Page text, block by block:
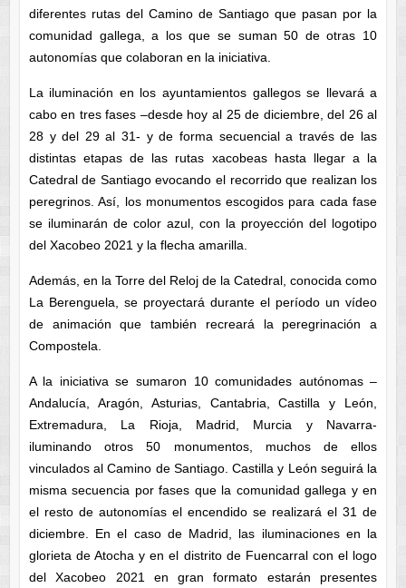
diferentes rutas del Camino de Santiago que pasan por la
comunidad gallega, a los que se suman 50 de otras 10
autonomías que colaboran en la iniciativa.
La iluminación en los ayuntamientos gallegos se llevará a
cabo en tres fases –desde hoy al 25 de diciembre, del 26 al
28 y del 29 al 31- y de forma secuencial a través de las
distintas etapas de las rutas xacobeas hasta llegar a la
Catedral de Santiago evocando el recorrido que realizan los
peregrinos. Así, los monumentos escogidos para cada fase
se iluminarán de color azul, con la proyección del logotipo
del Xacobeo 2021 y la flecha amarilla.
Además, en la Torre del Reloj de la Catedral, conocida como
La Berenguela, se proyectará durante el período un vídeo
de animación que también recreará la peregrinación a
Compostela.
A la iniciativa se sumaron 10 comunidades autónomas –
Andalucía, Aragón, Asturias, Cantabria, Castilla y León,
Extremadura, La Rioja, Madrid, Murcia y Navarra-
iluminando otros 50 monumentos, muchos de ellos
vinculados al Camino de Santiago. Castilla y León seguirá la
misma secuencia por fases que la comunidad gallega y en
el resto de autonomías el encendido se realizará el 31 de
diciembre. En el caso de Madrid, las iluminaciones en la
glorieta de Atocha y en el distrito de Fuencarral con el logo
del Xacobeo 2021 en gran formato estarán presentes